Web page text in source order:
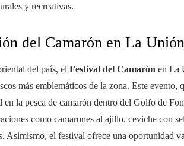
y recreativas.
del Camarón en La Unión
del país, el Festival del Camarón en La
más emblemáticos de la zona. Este
en la pesca de camarón dentro del Golfo de
como camarones al ajillo, ceviche con
Asimismo, el festival ofrece una oportunidad